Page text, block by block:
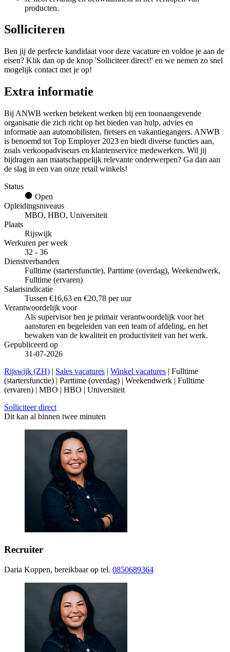
producten.
Solliciteren
Ben jij de perfecte kandidaat voor deze vacature en voldoe je aan de
eisen? Klik dan op de knop 'Solliciteer direct!' en we nemen zo snel
mogelijk contact met je op!
Extra informatie
Bij ANWB werken betekent werken bij een toonaangevende
organisatie die zich richt op het bieden van hulp, advies en
informatie aan automobilisten, fietsers en vakantiegangers. ANWB
is benoemd tot Top Employer 2023 en biedt diverse functies aan,
zoals verkoopadviseurs en klantenservice medewerkers. Wil jij
bijdragen aan maatschappelijk relevante onderwerpen? Ga dan aan
de slag in een van onze retail winkels!
Status
Open
Opleidingsniveaus
MBO, HBO, Universiteit
Plaats
Rijswijk
Werkuren per week
32 - 36
Dienstverbanden
Fulltime (startersfunctie), Parttime (overdag), Weekendwerk,
Fulltime (ervaren)
Salarisindicatie
Tussen €16,63 en €20,78 per uur
Verantwoordelijk voor
Als supervisor ben je primair verantwoordelijk voor het
aansturen en begeleiden van een team of afdeling, en het
bewaken van de kwaliteit en productiviteit van het werk.
Gepubliceerd op
31-07-2026
Rijswijk (ZH) | Sales vacatures | Winkel vacatures | Fulltime
(startersfunctie) | Parttime (overdag) | Weekendwerk | Fulltime
(ervaren) | MBO | HBO | Universiteit
Solliciteer direct
Dit kan al binnen twee minuten
Recruiter
Daria Koppen, bereikbaar op tel. 0850689364